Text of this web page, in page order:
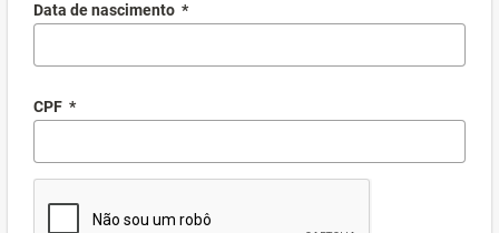
Data de nascimento *
CPF *